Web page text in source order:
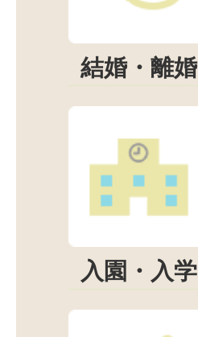
結婚・離婚
入園・入学